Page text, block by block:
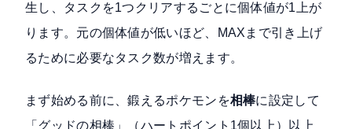
生し、タスクを1つクリアするごとに個体値が1上が
ります。元の個体値が低いほど、MAXまで引き上げ
るために必要なタスク数が増えます。
まず始める前に、鍛えるポケモンを相棒に設定して
「グッドの相棒」（ハートポイント1個以上）以上